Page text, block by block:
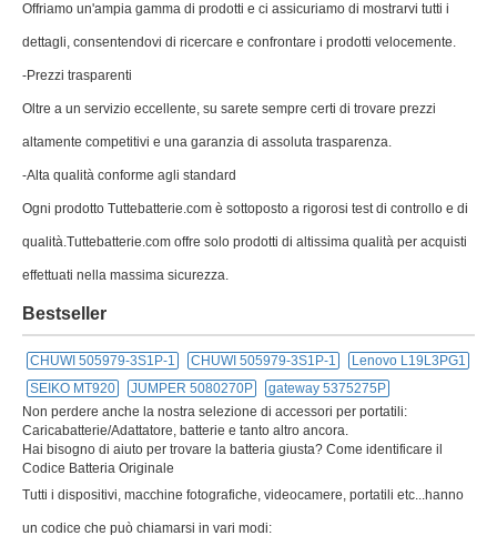
Offriamo un'ampia gamma di prodotti e ci assicuriamo di mostrarvi tutti i
dettagli, consentendovi di ricercare e confrontare i prodotti velocemente.
-Prezzi trasparenti
Oltre a un servizio eccellente, su sarete sempre certi di trovare prezzi
altamente competitivi e una garanzia di assoluta trasparenza.
-Alta qualità conforme agli standard
Ogni prodotto Tuttebatterie.com è sottoposto a rigorosi test di controllo e di
qualità.Tuttebatterie.com offre solo prodotti di altissima qualità per acquisti
effettuati nella massima sicurezza.
Bestseller
CHUWI 505979-3S1P-1 CHUWI 505979-3S1P-1
Lenovo L19L3PG1
SEIKO MT920
JUMPER 5080270P
gateway 5375275P
Non perdere anche la nostra selezione di accessori per portatili:
Caricabatterie/Adattatore, batterie e tanto altro ancora.
Hai bisogno di aiuto per trovare la batteria giusta? Come identificare il
Codice Batteria Originale
Tutti i dispositivi, macchine fotografiche, videocamere, portatili etc...hanno
un codice che può chiamarsi in vari modi: